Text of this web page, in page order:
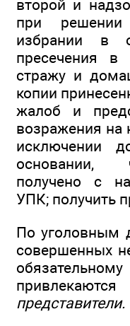
второй и
при
избрании в
пресечения в
стражу и
копии
жалоб и
возражения на
исключении
основании,
получено с
УПК; получить
По уголовным
совершенных
представители.